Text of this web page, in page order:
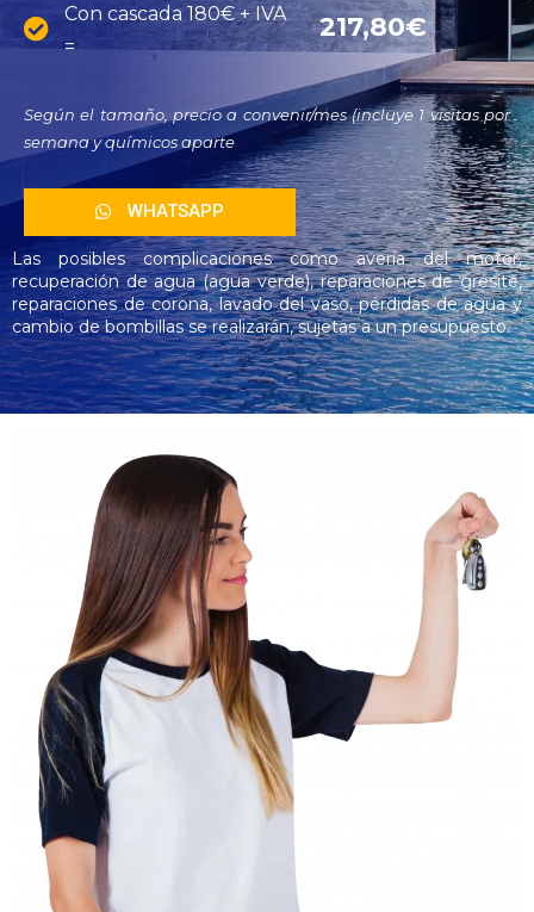
Con cascada 180€ + IVA
=
217,80€
Según el tamaño, precio a convenir/mes (incluye 1 visitas por
semana y químicos aparte
WHATSAPP
Las posibles complicaciones como avería del motor,
recuperación de agua (agua verde), reparaciones de gresite,
reparaciones de corona, lavado del vaso, pérdidas de agua y
cambio de bombillas se realizarán, sujetas a un presupuesto.